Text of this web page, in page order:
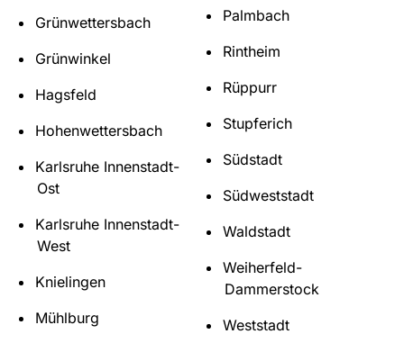
Grünwettersbach
Grünwinkel
Hagsfeld
Hohenwettersbach
Karlsruhe Innenstadt-
Ost
Karlsruhe Innenstadt-
West
Knielingen
Mühlburg
Palmbach
Rintheim
Rüppurr
Stupferich
Südstadt
Südweststadt
Waldstadt
Weiherfeld-
Dammerstock
Weststadt